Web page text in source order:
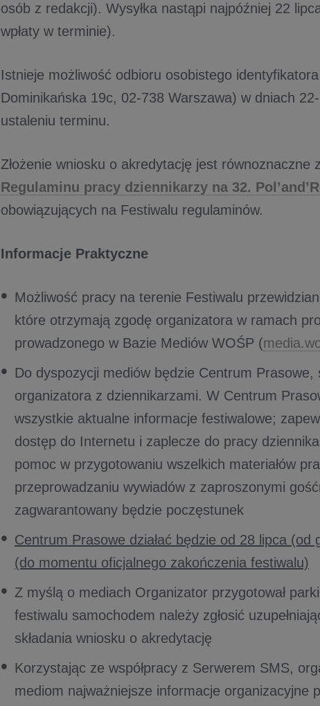
osób z redakcji). Wysyłka nastąpi najpóźniej 22
wpłaty w terminie).
Istnieje możliwość odbioru osobistego
Dominikańska 19c, 02-738 Warszawa) w dniach
ustaleniu terminu.
Złożenie wniosku o akredytację jest równoznaczne
Regulaminu pracy dziennikarzy na 32.
obowiązujących na Festiwalu regulaminów.
Informacje Praktyczne
Możliwość pracy na terenie Festiwalu
które otrzymają zgodę organizatora w ramach
prowadzonego w Bazie Mediów WOŚP (
Do dyspozycji mediów będzie Centrum
organizatora z dziennikarzami. W Centrum
wszystkie aktualne informacje festiwalowe;
dostęp do Internetu i zaplecze do pracy
pomoc w przygotowaniu wszelkich materiałów
przeprowadzaniu wywiadów z zaproszonymi
zagwarantowany będzie poczęstunek
Centrum Prasowe działać będzie od 28 lipca (od
(do momentu oficjalnego zakończenia festiwalu)
Z myślą o mediach Organizator przygotował
festiwalu samochodem należy zgłosić
składania wniosku o akredytację
Korzystając ze współpracy z Serwerem SMS,
mediom najważniejsze informacje organizacyjne